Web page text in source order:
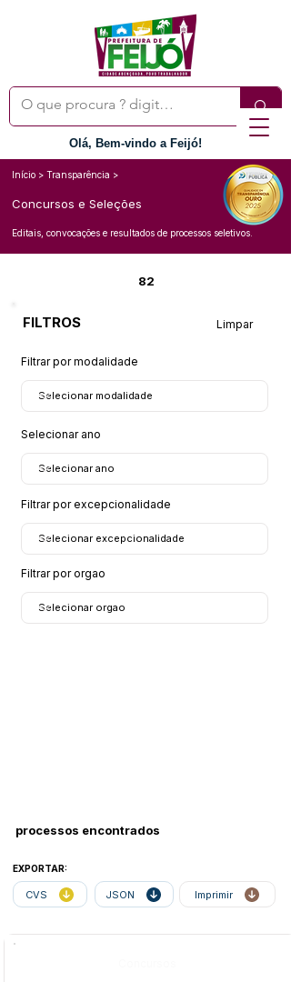
Olá, Bem-vindo a Feijó!
Início > Transparência >
Concursos e Seleções
Editais, convocações e resultados de processos seletivos.
82
FILTROS Limpar
Filtrar por modalidade
Selecionar ano
Filtrar por excepcionalidade
Filtrar por orgao
processos encontrados
EXPORTAR:
CVS JSON Imprimir